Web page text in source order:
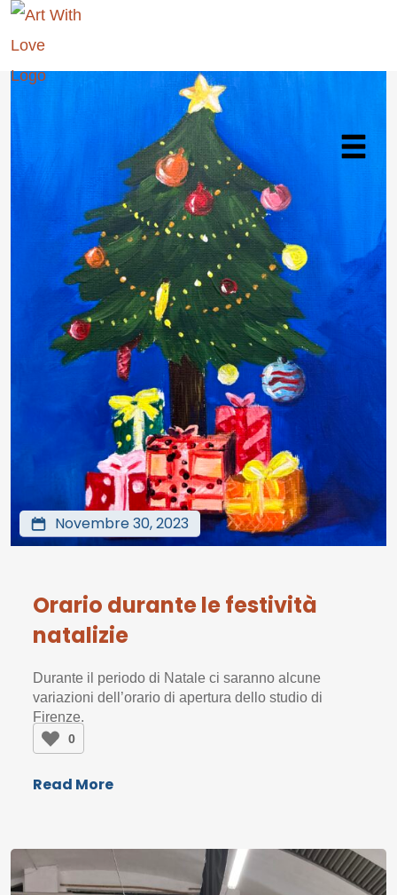
Novembre 30, 2023
Orario durante le festività
natalizie
Durante il periodo di Natale ci saranno alcune
variazioni dell’orario di apertura dello studio di
Firenze.
0
Read More